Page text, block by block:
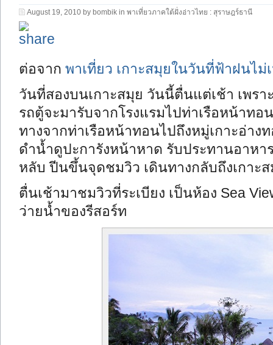
August 19, 2010 by bombik in พาเที่ยวภาคใต้ฝั่งอ่าวไทย : สุราษฎร์ธานี
ต่อจาก พาเที่ยว เกาะสมุยในวันที่ฟ้าฝนไม่
วันที่สองบนเกาะสมุย วันนี้ตื่นแต่เช้า เพรา
รถตู้จะมารับจากโรงแรมไปท่าเรือหน้าทอ
ทางจากท่าเรือหน้าทอนไปถึงหมู่เกาะอ่าง
ดำน้ำดูปะการังหน้าหาด รับประทานอาหา
หลับ ปีนขึ้นจุดชมวิว เดินทางกลับถึงเกาะ
ตื่นเช้ามาชมวิวที่ระเบียง เป็นห้อง Sea
ว่ายน้ำของรีสอร์ท